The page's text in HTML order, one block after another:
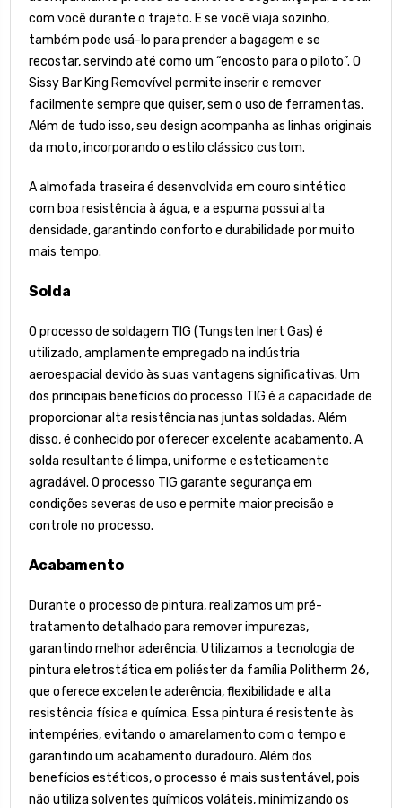
com você durante o trajeto. E se você viaja sozinho,
também pode usá-lo para prender a bagagem e se
recostar, servindo até como um “encosto para o piloto”. O
Sissy Bar King Removível permite inserir e remover
facilmente sempre que quiser, sem o uso de ferramentas.
Além de tudo isso, seu design acompanha as linhas originais
da moto, incorporando o estilo clássico custom.
A almofada traseira é desenvolvida em couro sintético
com boa resistência à água, e a espuma possui alta
densidade, garantindo conforto e durabilidade por muito
mais tempo.
Solda
O processo de soldagem TIG (Tungsten Inert Gas) é
utilizado, amplamente empregado na indústria
aeroespacial devido às suas vantagens significativas. Um
dos principais benefícios do processo TIG é a capacidade de
proporcionar alta resistência nas juntas soldadas. Além
disso, é conhecido por oferecer excelente acabamento. A
solda resultante é limpa, uniforme e esteticamente
agradável. O processo TIG garante segurança em
condições severas de uso e permite maior precisão e
controle no processo.
Acabamento
Durante o processo de pintura, realizamos um pré-
tratamento detalhado para remover impurezas,
garantindo melhor aderência. Utilizamos a tecnologia de
pintura eletrostática em poliéster da família Politherm 26,
que oferece excelente aderência, flexibilidade e alta
resistência física e química. Essa pintura é resistente às
intempéries, evitando o amarelamento com o tempo e
garantindo um acabamento duradouro. Além dos
benefícios estéticos, o processo é mais sustentável, pois
não utiliza solventes químicos voláteis, minimizando os